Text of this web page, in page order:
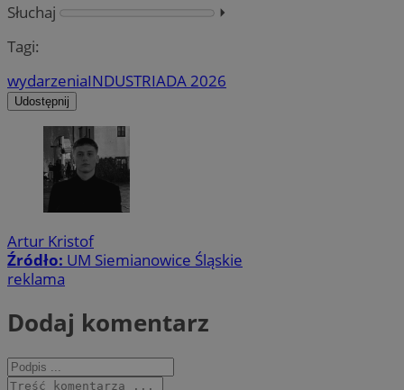
Słuchaj
⏵︎
Tagi:
wydarzeniaINDUSTRIADA 2026
Udostępnij
Artur Kristof
Źródło: UM Siemianowice Śląskie
reklama
Dodaj komentarz